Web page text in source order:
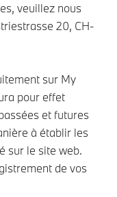
veuillez nous
20, CH-
sur My
pour effet
et futures
à établir les
sur le site web.
de vos